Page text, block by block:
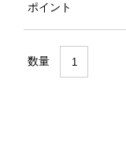
ポイント
数量